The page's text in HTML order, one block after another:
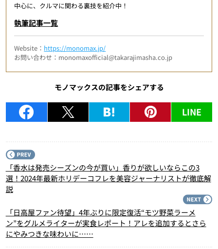
中心に、クルマに関わる裏技を紹介中！
執筆記事一覧
Website： https://monomax.jp/
お問い合わせ：monomaxofficial@takarajimasha.co.jp
モノマックスの記事をシェアする
LINE
「香水は発売シーズンの今が買い」香りが欲しいならこの3
選！2024年最新ホリデーコフレを美容ジャーナリストが徹底解
説
「日高屋ファン待望」4年ぶりに限定復活“モツ野菜ラーメ
ン”をグルメライターが実食レポート！アレを追加するとさら
にやみつきな味わいに……